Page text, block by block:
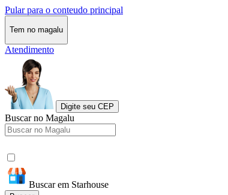
Pular para o conteudo principal
Tem no magalu
Atendimento
Digite seu CEP
Buscar no Magalu
Buscar em Starhouse